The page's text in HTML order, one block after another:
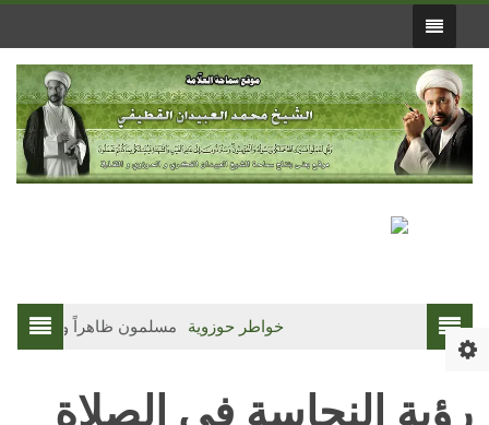
خواطر حوزوية مسلمون ظاهراً وواقعاً(3)
رؤية النجاسة في الصلاة